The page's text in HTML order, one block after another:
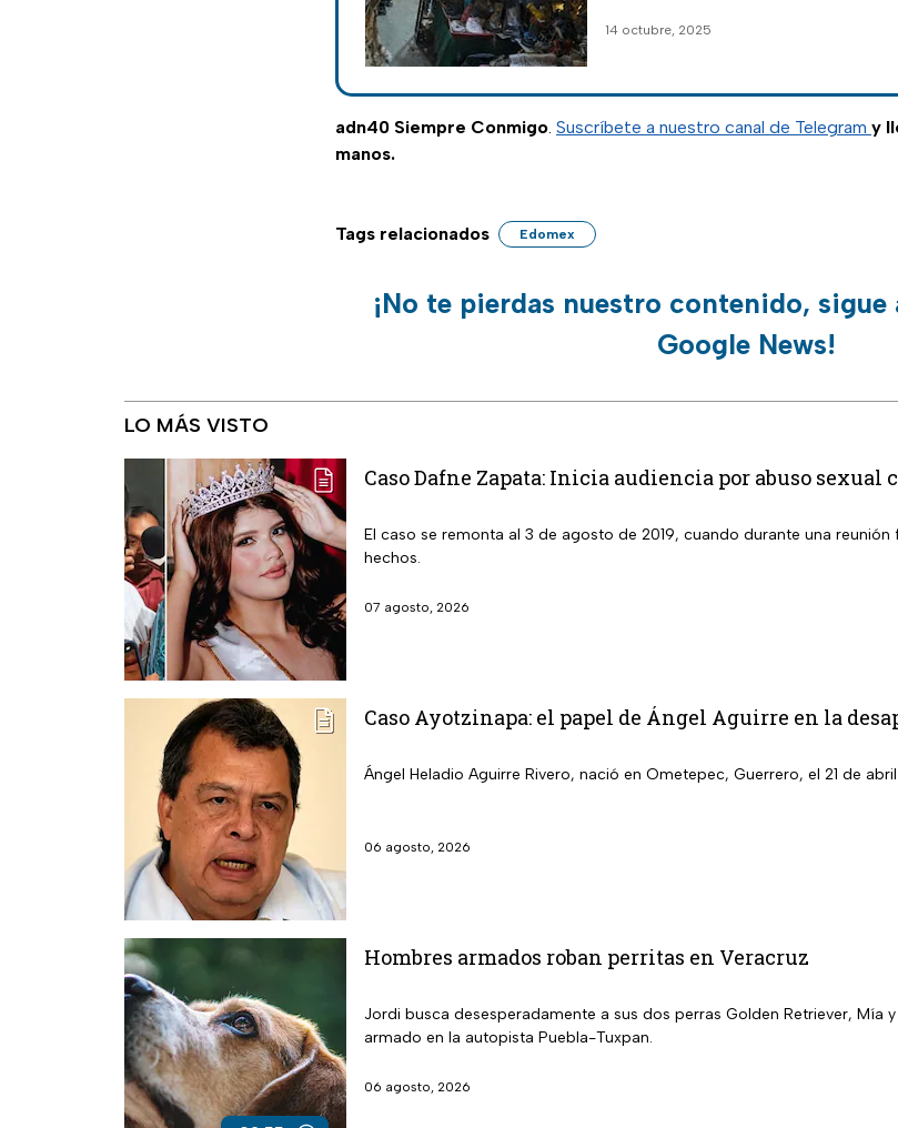
14 octubre, 2025
adn40 Siempre Conmigo. Suscríbete a nuestro canal de Telegram y
manos.
Tags relacionados Edomex
¡No te pierdas nuestro contenido,
Google News!
LO MÁS VISTO
Caso Dafne Zapata: Inicia audiencia por abuso sexual
El caso se remonta al 3 de agosto de 2019, cuando durante una
hechos.
07 agosto, 2026
Caso Ayotzinapa: el papel de Ángel Aguirre en la
Ángel Heladio Aguirre Rivero, nació en Ometepec, Guerrero, el 21 de
06 agosto, 2026
Hombres armados roban perritas en Veracruz
Jordi busca desesperadamente a sus dos perras Golden Retriever,
armado en la autopista Puebla-Tuxpan.
06 agosto, 2026